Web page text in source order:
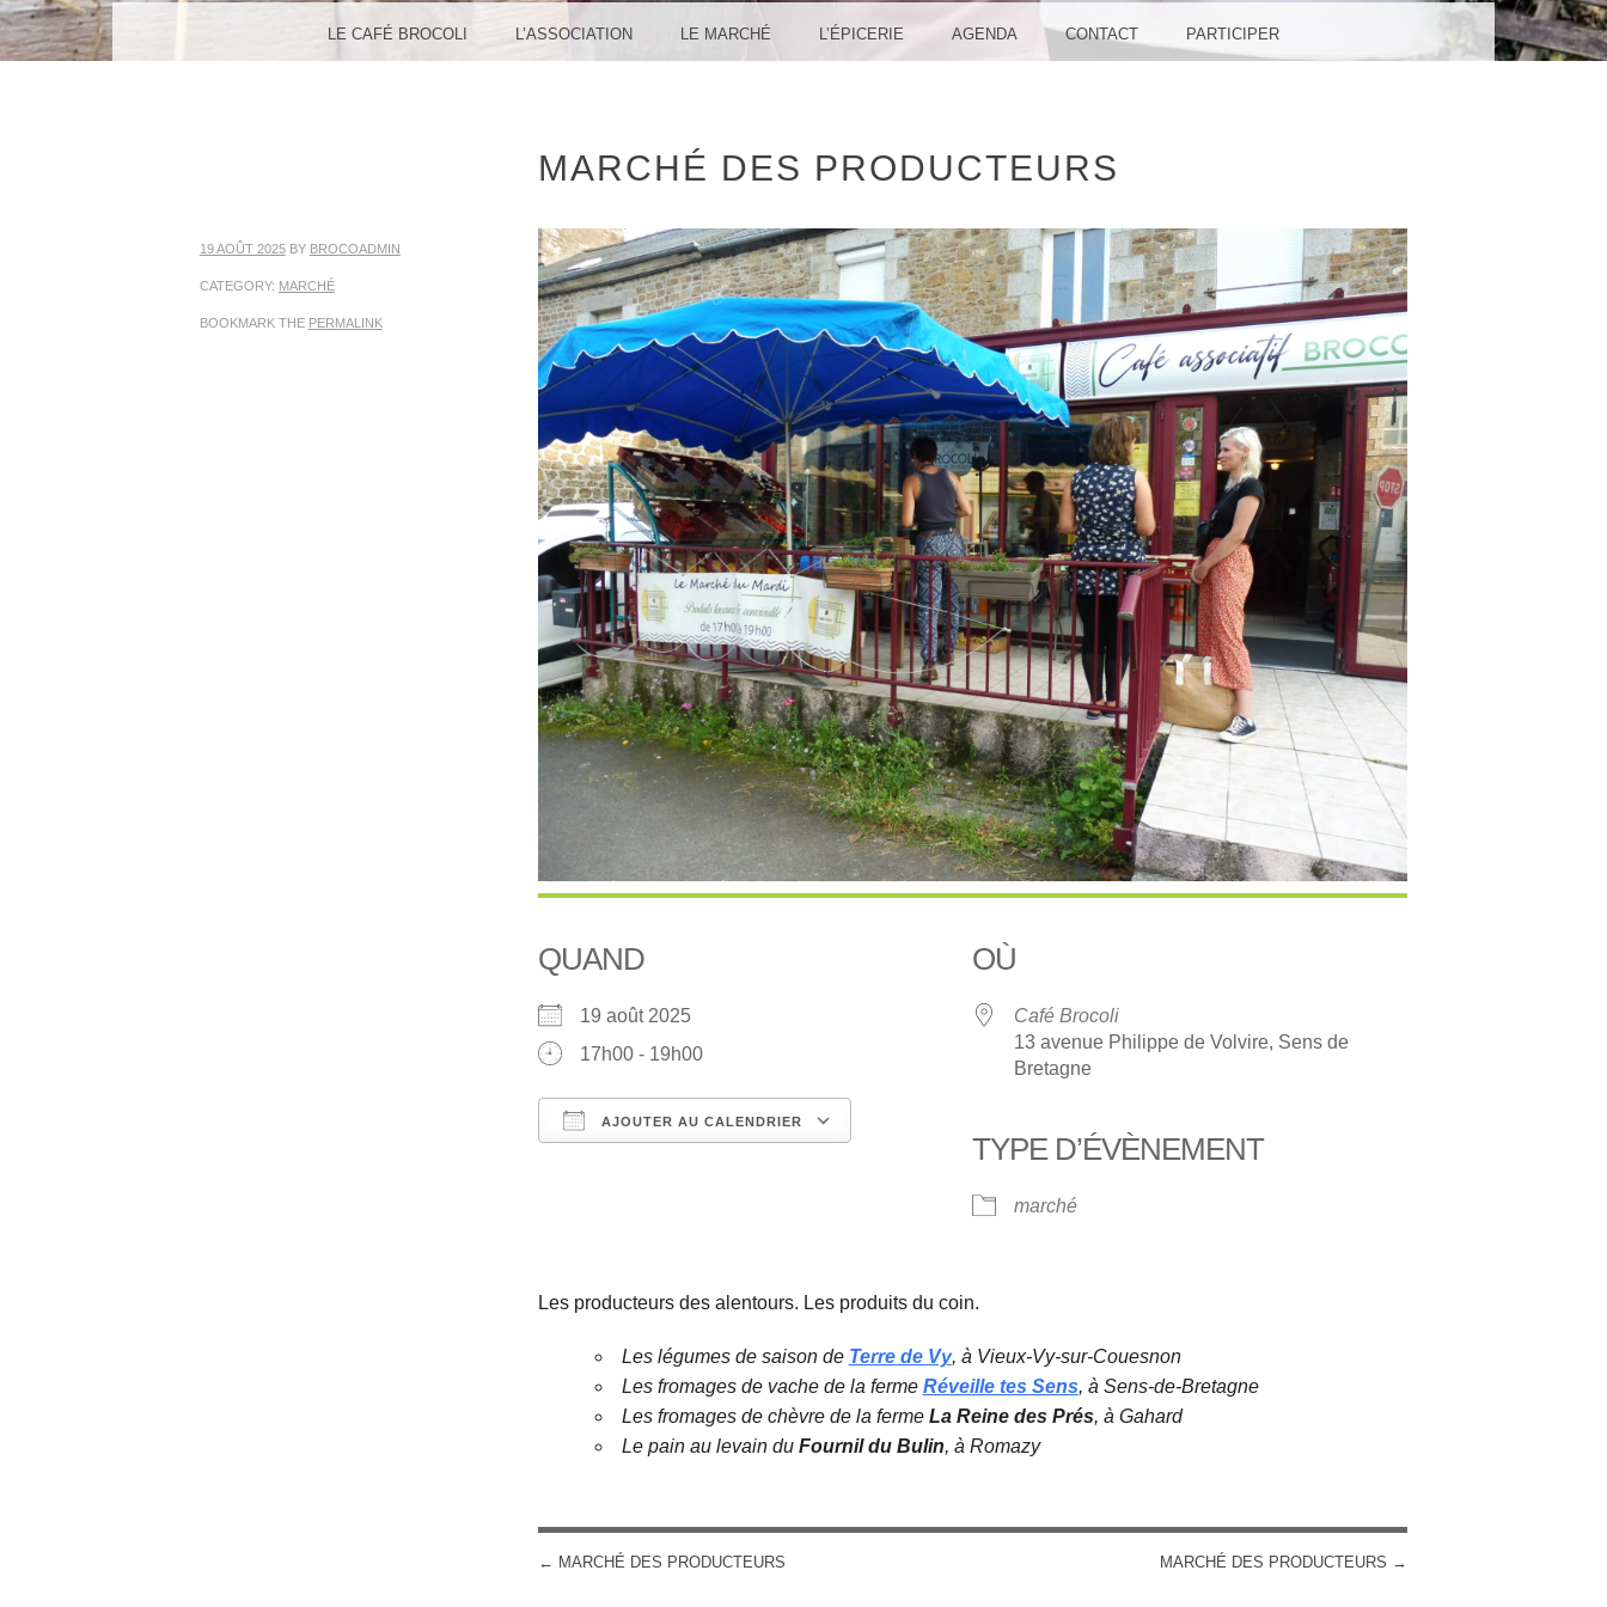
LE CAFÉ BROCOLI L’ASSOCIATION LE MARCHÉ L’ÉPICERIE AGENDA CONTACT PARTICIPER
MARCHÉ DES PRODUCTEURS
19 AOÛT 2025BY BROCOADMIN
CATEGORY: MARCHÉ
BOOKMARK THE PERMALINK
QUAND
19 août 2025
17h00 - 19h00
AJOUTER AU CALENDRIER
Calendrier Google iCalendar
OÙ
Café Brocoli
13 avenue Philippe de Volvire, Sens de
Bretagne
TYPE D’ÉVÈNEMENT
marché
Les producteurs des alentours. Les produits du coin.
Les légumes de saison de Terre de Vy, à Vieux-Vy-sur-Couesnon
Les fromages de vache de la ferme Réveille tes Sens, à Sens-de-Bretagne
Les fromages de chèvre de la ferme La Reine des Prés, à Gahard
Le pain au levain du Fournil du Bulin, à Romazy
POST NAVIGATION
← MARCHÉ DES PRODUCTEURS MARCHÉ DES PRODUCTEURS →